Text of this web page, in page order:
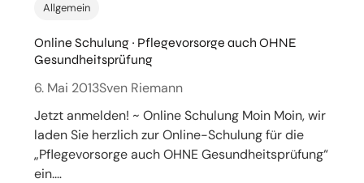
Allgemein
Online Schulung ~ Pflegevorsorge auch OHNE
Gesundheitsprüfung
6. Mai 2013Sven Riemann
Jetzt anmelden! ~ Online Schulung Moin Moin, wir
laden Sie herzlich zur Online-Schulung für die
„Pflegevorsorge auch OHNE Gesundheitsprüfung“
ein.…